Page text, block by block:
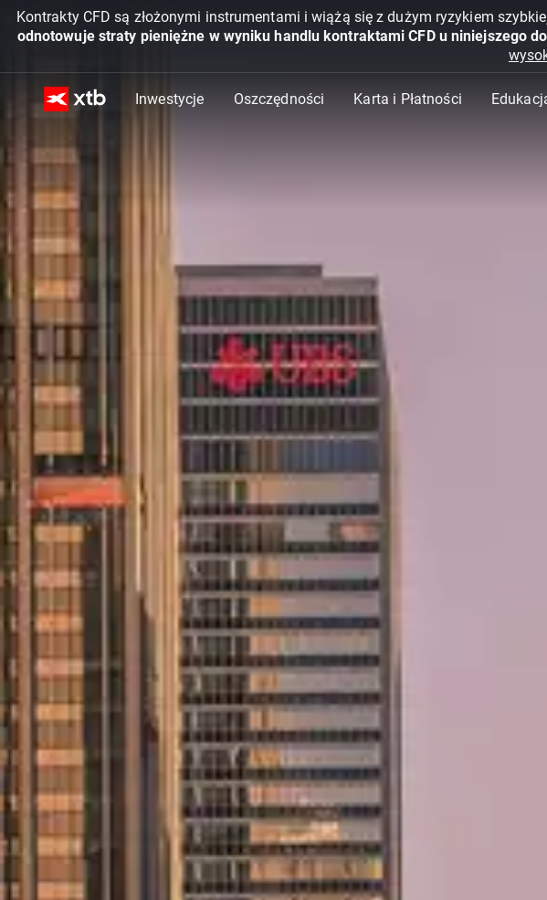
Kontrakty CFD są złożonymi instrumentami i wiążą się z dużym ryzykiem
odnotowuje straty pieniężne w wyniku handlu kontraktami CFD u niniejszego
Inwestycje Oszczędności Karta i Płatności